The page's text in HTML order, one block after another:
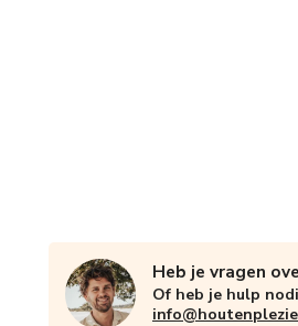
Heb je vragen
Of heb je hulp